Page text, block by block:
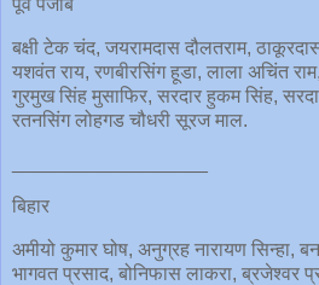
बक्षी टेक चंद, जयरामदास दौलतराम,
यशवंत राय, रणबीरसिंग हूडा, लाला अचिंत
गुरमुख सिंह मुसाफिर, सरदार हुकम सिंह,
रतनसिंग लोहगड चौधरी सूरज माल.
बिहार
अमीयो कुमार घोष, अनुग्रह नारायण सिन्हा,
भागवत प्रसाद, बोनिफास लाकरा, ब्रजेश्वर